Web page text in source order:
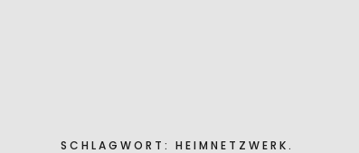
SCHLAGWORT: HEIMNETZWERK.